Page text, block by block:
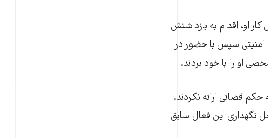
او، اقدام به بازداشتش
امنیتی سپس با حضور در
او را با خود بردند.
قضائی ارائه نکردند.
نگهداری این فعال سابق